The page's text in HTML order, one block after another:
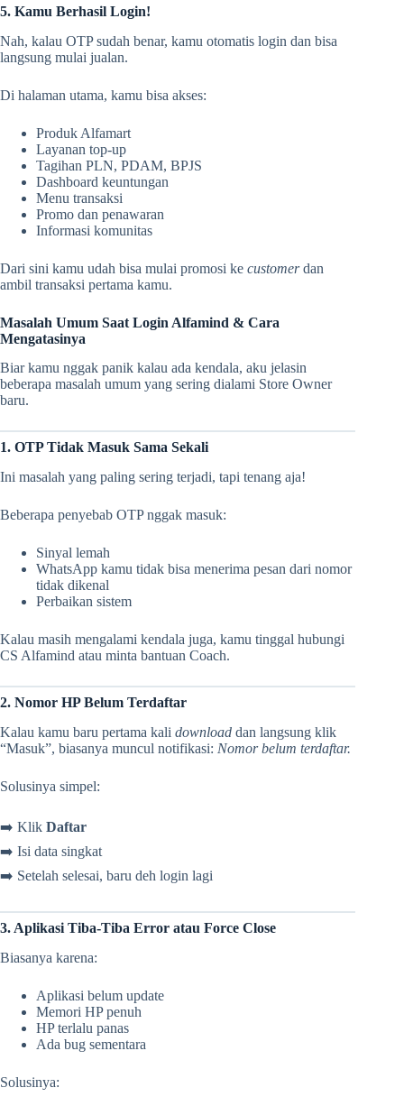
5. Kamu Berhasil Login!
Nah, kalau OTP sudah benar, kamu otomatis login dan bisa
langsung mulai jualan.
Di halaman utama, kamu bisa akses:
Produk Alfamart
Layanan top-up
Tagihan PLN, PDAM, BPJS
Dashboard keuntungan
Menu transaksi
Promo dan penawaran
Informasi komunitas
Dari sini kamu udah bisa mulai promosi ke customerdan
ambil transaksi pertama kamu.
Masalah Umum Saat Login Alfamind & Cara
Mengatasinya
Biar kamu nggak panik kalau ada kendala, aku jelasin
beberapa masalah umum yang sering dialami Store Owner
baru.
1. OTP Tidak Masuk Sama Sekali
Ini masalah yang paling sering terjadi, tapi tenang aja!
Beberapa penyebab OTP nggak masuk:
Sinyal lemah
WhatsApp kamu tidak bisa menerima pesan dari nomor
tidak dikenal
Perbaikan sistem
Kalau masih mengalami kendala juga, kamu tinggal hubungi
CS Alfamind atau minta bantuan Coach.
2. Nomor HP Belum Terdaftar
Kalau kamu baru pertama kali download dan langsung klik
“Masuk”, biasanya muncul notifikasi: Nomor belum terdaftar.
Solusinya simpel:
➡️ Klik Daftar
➡️ Isi data singkat
➡️ Setelah selesai, baru deh login lagi
3. Aplikasi Tiba-Tiba Error atau Force Close
Biasanya karena:
Aplikasi belum update
Memori HP penuh
HP terlalu panas
Ada bug sementara
Solusinya: